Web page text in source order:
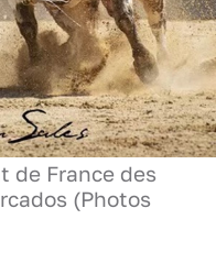
de France des
(Photos